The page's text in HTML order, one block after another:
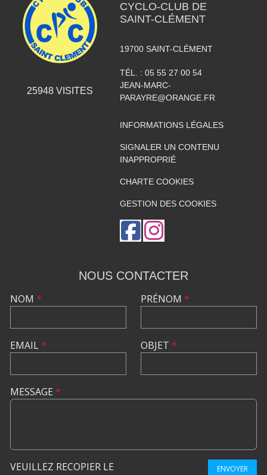
25948VISITES
CYCLO-CLUB DE
SAINT-CLÉMENT
19700 SAINT-CLÉMENT
TÉL. : 05 55 27 00 54
JEAN-MARC-
PARAYRE@ORANGE.FR
INFORMATIONS LÉGALES
SIGNALER UN CONTENU
INAPPROPRIÉ
CHARTE COOKIES
GESTION DES COOKIES
NOUS CONTACTER
NOM *
EMAIL*
PRÉNOM *
OBJET *
MESSAGE *
VEUILLEZ RECOPIER LE
ENVOYER